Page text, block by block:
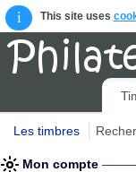
i This site uses
Les timbres
Mon compte